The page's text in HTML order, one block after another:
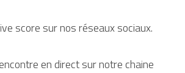
score sur nos réseaux sociaux.
en direct sur notre chaine